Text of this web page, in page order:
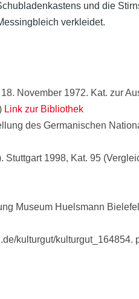
und die
verkleidet.
November 1972. Kat. zur
Link zur Bibliothek
des Germanischen
1998, Kat. 95
Museum Huelsmann
kulturgut/kulturgut_164854.